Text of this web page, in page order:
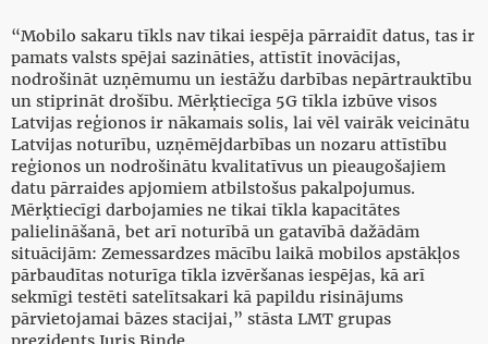
“Mobilo sakaru tīkls nav tikai iespēja pārraidīt datus, tas ir
pamats valsts spējai sazināties, attīstīt inovācijas,
nodrošināt uzņēmumu un iestāžu darbības nepārtrauktību
un stiprināt drošību. Mērķtiecīga 5G tīkla izbūve visos
Latvijas reģionos ir nākamais solis, lai vēl vairāk veicinātu
Latvijas noturību, uzņēmējdarbības un nozaru attīstību
reģionos un nodrošinātu kvalitatīvus un pieaugošajiem
datu pārraides apjomiem atbilstošus pakalpojumus.
Mērķtiecīgi darbojamies ne tikai tīkla kapacitātes
palielināšanā, bet arī noturībā un gatavībā dažādām
situācijām: Zemessardzes mācību laikā mobilos apstākļos
pārbaudītas noturīga tīkla izvēršanas iespējas, kā arī
sekmīgi testēti satelītsakari kā papildu risinājums
pārvietojamai bāzes stacijai,” stāsta LMT grupas